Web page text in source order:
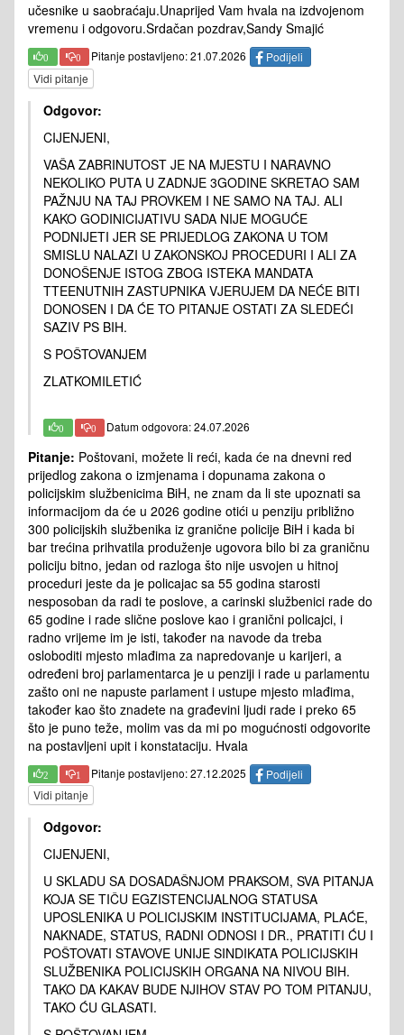
učesnike u saobraćaju.Unaprijed Vam hvala na izdvojenom
vremenu i odgovoru.Srdačan pozdrav,Sandy Smajić
0 0 Pitanje postavljeno: 21.07.2026
Podijeli
Vidi pitanje
Odgovor:
CIJENJENI,
VAŠA ZABRINUTOST JE NA MJESTU I NARAVNO
NEKOLIKO PUTA U ZADNJE 3GODINE SKRETAO SAM
PAŽNJU NA TAJ PROVKEM I NE SAMO NA TAJ. ALI
KAKO GODINICIJATIVU SADA NIJE MOGUĆE
PODNIJETI JER SE PRIJEDLOG ZAKONA U TOM
SMISLU NALAZI U ZAKONSKOJ PROCEDURI I ALI ZA
DONOŠENJE ISTOG ZBOG ISTEKA MANDATA
TTEENUTNIH ZASTUPNIKA VJERUJEM DA NEĆE BITI
DONOSEN I DA ĆE TO PITANJE OSTATI ZA SLEDEĆI
SAZIV PS BIH.
S POŠTOVANJEM
ZLATKOMILETIĆ
0 0 Datum odgovora: 24.07.2026
Pitanje: Poštovani, možete li reći, kada će na dnevni red
prijedlog zakona o izmjenama i dopunama zakona o
policijskim službenicima BiH, ne znam da li ste upoznati sa
informacijom da će u 2026 godine otići u penziju približno
300 policijskih službenika iz granične policije BiH i kada bi
bar trećina prihvatila produženje ugovora bilo bi za graničnu
policiju bitno, jedan od razloga što nije usvojen u hitnoj
proceduri jeste da je policajac sa 55 godina starosti
nesposoban da radi te poslove, a carinski službenici rade do
65 godine i rade slične poslove kao i granični policajci, i
radno vrijeme im je isti, također na navode da treba
osloboditi mjesto mlađima za napredovanje u karijeri, a
određeni broj parlamentarca je u penziji i rade u parlamentu
zašto oni ne napuste parlament i ustupe mjesto mlađima,
također kao što znadete na građevini ljudi rade i preko 65
što je puno teže, molim vas da mi po mogućnosti odgovorite
na postavljeni upit i konstataciju. Hvala
2 1 Pitanje postavljeno: 27.12.2025
Podijeli
Vidi pitanje
Odgovor:
CIJENJENI,
U SKLADU SA DOSADAŠNJOM PRAKSOM, SVA PITANJA
KOJA SE TIČU EGZISTENCIJALNOG STATUSA
UPOSLENIKA U POLICIJSKIM INSTITUCIJAMA, PLAĆE,
NAKNADE, STATUS, RADNI ODNOSI I DR., PRATITI ĆU I
POŠTOVATI STAVOVE UNIJE SINDIKATA POLICIJSKIH
SLUŽBENIKA POLICIJSKIH ORGANA NA NIVOU BIH.
TAKO DA KAKAV BUDE NJIHOV STAV PO TOM PITANJU,
TAKO ĆU GLASATI.